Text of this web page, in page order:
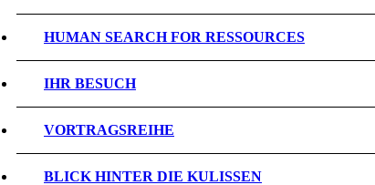
HUMAN SEARCH FOR RESSOURCES
IHR BESUCH
VORTRAGSREIHE
BLICK HINTER DIE KULISSEN